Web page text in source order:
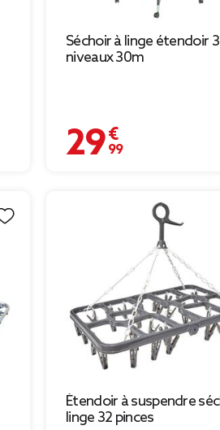
Séchoir à linge étendoir 3
niveaux 30m
29,99 €
Étendoir à suspendre
linge 32 pinces